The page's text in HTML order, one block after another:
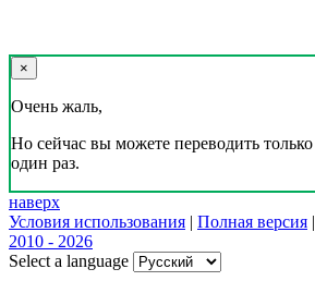
×
Очень жаль,
Но сейчас вы можете переводить только
один раз.
наверх
Условия использования | Полная версия |
2010 - 2026
Select a language